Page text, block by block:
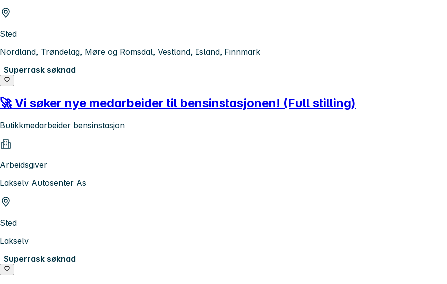
Sted
Nordland, Trøndelag, Møre og Romsdal, Vestland, Island, Finnmark
Superrask søknad
🚀 Vi søker nye medarbeider til bensinstasjonen! (Full stilling)
Butikkmedarbeider bensinstasjon
Arbeidsgiver
Lakselv Autosenter As
Sted
Lakselv
Superrask søknad